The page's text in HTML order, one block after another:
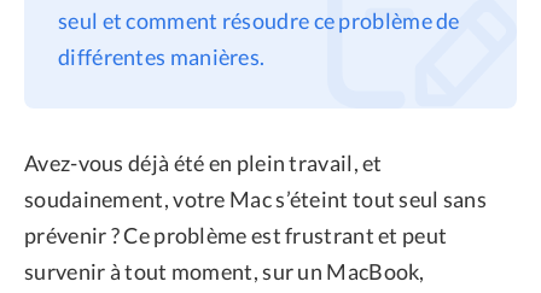
Confidentialité
Conditions générales
seul et comment résoudre ce problème de
différentes manières.
Avez-vous déjà été en plein travail, et
soudainement, votre Mac s’éteint tout seul sans
prévenir ? Ce problème est frustrant et peut
survenir à tout moment, sur un MacBook,